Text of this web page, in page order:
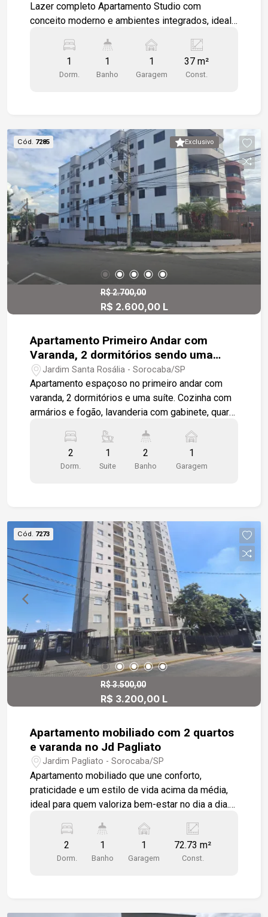
Lazer completo Apartamento Studio com
conceito moderno e ambientes integrados, ideal
excelente aproveitamento de espaço. O imóvel
conta com 37m² bem distribuídos, pisos em
porcelanato e laminado, cozinha com bancada
vaga de garagem coberta. O condomínio oferece
lazer completo no 3º pavimento, com piscina,
prainha, deck, hidromassagem, praça gourmet
com churrasqueira, forno de pizza e área de
convivência ao ar livre. Perfeito para quem
valoriza um estilo de vida moderno, com conforto
e praticidade.
1
Dorm.
1
Banho
1
Garagem
37 m²
Const.
Exclusivo
Cód. 7285
R$ 2.700,00
R$ 2.600,00 L
Apartamento Primeiro Andar com
Varanda, 2 dormitórios sendo uma
suíte.
Jardim Santa Rosália - Sorocaba/SP
Apartamento espaçoso no primeiro andar com
varanda, 2 dormitórios e uma suíte. Cozinha com
armários e fogão, lavanderia com gabinete, quarto
preparada para instalação de ar condicionado.
Acabamento fino e elegante, proporcionam um
bem estar único. Localizado em frente a um
2
Dorm.
1
Suite
2
Banho
1
Garagem
Cód. 7273
R$ 3.500,00
R$ 3.200,00 L
Apartamento mobiliado com 2 quartos
e varanda no Jd Pagliato
Jardim Pagliato - Sorocaba/SP
Apartamento mobiliado que une conforto,
praticidade e um estilo de vida acima da média,
ideal para quem valoriza bem-estar no dia a dia.
ambientes planejados e uma varanda que convida
a desacelerar, perfeita para apreciar uma vista
aberta e privilegiada da Zona Sul da cidade.
2
Dorm.
1
Banho
1
Garagem
72.73 m²
Const.